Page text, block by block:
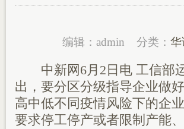
编辑：admin 分类： 华
中新网6月2日电 工信部
出，要分区分级指导企业做
高中低不同疫情风险下的企
要求停工停产或者限制产能